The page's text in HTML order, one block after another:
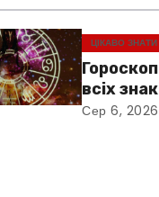
ЦІКАВО ЗНАТИ
всіх
Сер 6, 2026